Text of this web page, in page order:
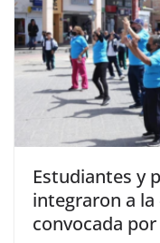
Estudiantes y
integraron a
convocada por